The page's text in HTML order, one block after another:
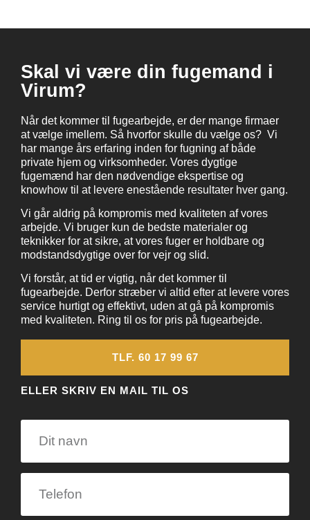
Skal vi være din fugemand i
Virum?
Når det kommer til fugearbejde, er der mange firmaer
at vælge imellem. Så hvorfor skulle du vælge os? Vi
har mange års erfaring inden for fugning af både
private hjem og virksomheder. Vores dygtige
fugemænd har den nødvendige ekspertise og
knowhow til at levere enestående resultater hver gang.
Vi går aldrig på kompromis med kvaliteten af vores
arbejde. Vi bruger kun de bedste materialer og
teknikker for at sikre, at vores fuger er holdbare og
modstandsdygtige over for vejr og slid.
Vi forstår, at tid er vigtig, når det kommer til
fugearbejde. Derfor stræber vi altid efter at levere vores
service hurtigt og effektivt, uden at gå på kompromis
med kvaliteten. Ring til os for pris på fugearbejde.
TLF. 60 17 99 67
ELLER SKRIV EN MAIL TIL OS